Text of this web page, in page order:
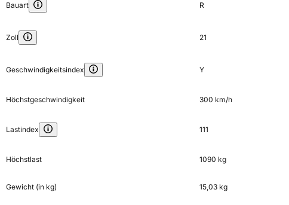
Bauart R
Zoll 21
Geschwindigkeitsindex Y
Höchstgeschwindigkeit 300 km/h
Lastindex 111
Höchstlast 1090 kg
Gewicht (in kg) 15,03 kg